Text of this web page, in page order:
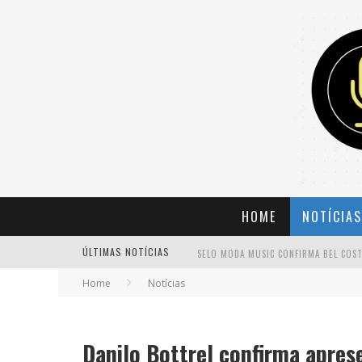
HOME NOTÍCIAS
ÚLTIMAS NOTÍCIAS
Home Notícias
Danilo Bottrel confirma